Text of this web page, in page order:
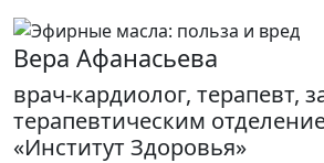
Вера Афанасьева
врач-кардиолог, терапевт,
терапевтическим
«Институт Здоровья»